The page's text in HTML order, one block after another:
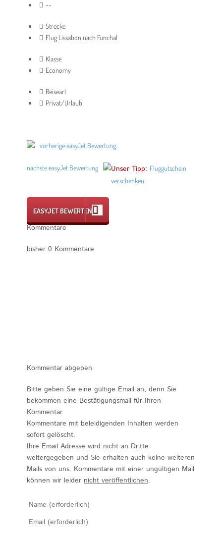
--
Strecke
Flug Lissabon nach Funchal
Klasse
Economy
Reiseart
Privat/Urlaub
vorherige easyJet Bewertung
nächste easyJet Bewertung Unser Tipp: Fluggutschein
verschenken
EASYJET BEWERTEN
Kommentare
bisher 0 Kommentare
Kommentar abgeben
Bitte geben Sie eine gültige Email an, denn Sie
bekommen eine Bestätigungsmail für Ihren
Kommentar.
Kommentare mit beleidigenden Inhalten werden
sofort gelöscht.
Ihre Email Adresse wird nicht an Dritte
weitergegeben und Sie erhalten auch keine weiteren
Mails von uns. Kommentare mit einer ungültigen Mail
können wir leider nicht veröffentlichen.